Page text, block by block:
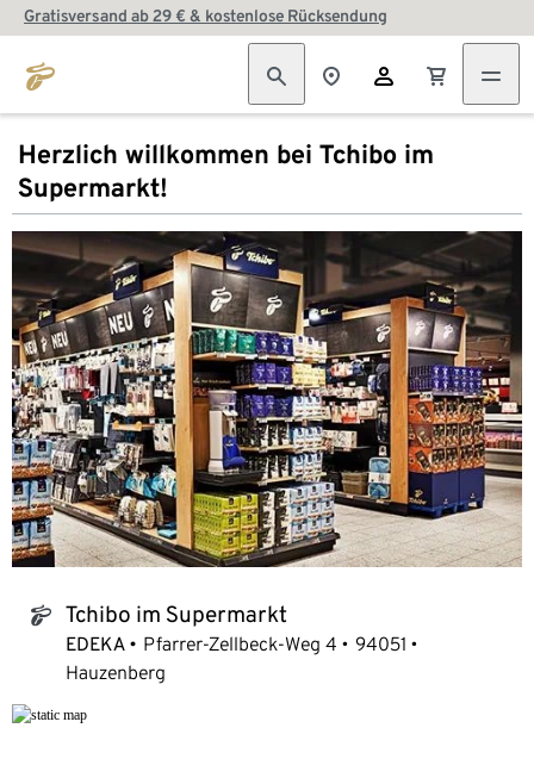
Gratisversand ab 29 € & kostenlose Rücksendung
Herzlich willkommen bei Tchibo im
Supermarkt!
tchibo_logo Tchibo im Supermarkt
EDEKA Pfarrer-Zellbeck-Weg 4
94051
Hauzenberg